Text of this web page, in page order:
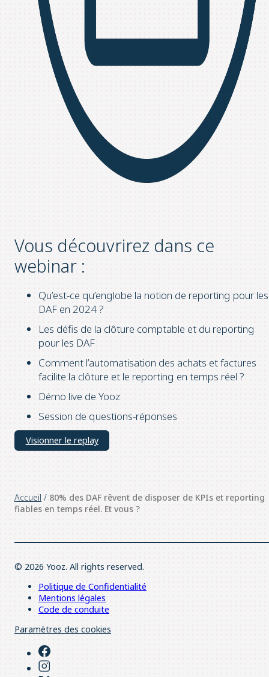
Vous découvrirez dans ce
webinar :
Qu’est-ce qu’englobe la notion de reporting pour les
DAF en 2024 ?
Les défis de la clôture comptable et du reporting
pour les DAF
Comment l’automatisation des achats et factures
facilite la clôture et le reporting en temps réel ?
Démo live de Yooz
Session de questions-réponses
Visionner le replay
Accueil / 80% des DAF rêvent de disposer de KPIs et reporting
fiables en temps réel. Et vous ?
© 2026 Yooz. All rights reserved.
Politique de Confidentialité
Mentions légales
Code de conduite
Paramètres des cookies